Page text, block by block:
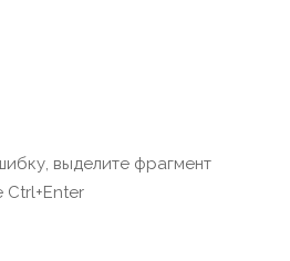
выделите фрагмент
Ctrl+Enter